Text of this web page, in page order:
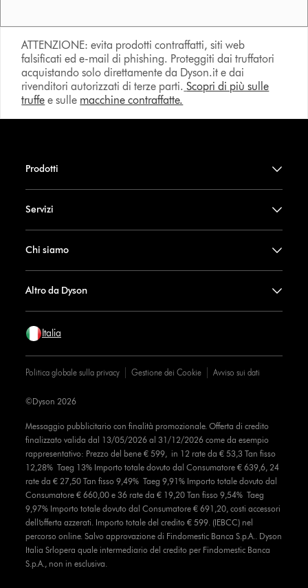
ATTENZIONE: evita prodotti contraffatti, siti web
falsificati ed e-mail di phishing. Proteggiti dai truffatori
acquistando solo direttamente da Dyson.it e dai
rivenditori autorizzati di terze parti. Scopri di più sulle
truffe e sulle macchine contraffatte.
Prodotti
Servizi
Chi siamo
Altro da Dyson
Italia
Politica globale sulla privacy Gestione dei Cookie Avviso sui dati
Messaggio pubblicitario con finalità promozionale. Offerta di credito
finalizzato valida dal 13/05/2026 al 31/12/2026 come da esempio
rappresentativo: Prezzo del bene € 599, in 12 rate da € 53,3 Tan fisso
12,28% Taeg 13% Importo totale dovuto dal Consumatore € 639,6, 24
rate da € 27,50 Tan fisso 9,49% Taeg 9,91% Importo totale dovuto dal
Consumatore € 660,00 e 36 rate da € 19,20 Tan fisso 9,54% Taeg
9,97% Importo totale dovuto dal Consumatore € 691,20, costi accessori
dell’offerta azzerati. Importo totale del credito € 599. (IEBCC) nel
percorso online. Salvo approvazione di Findomestic Banca S.p.A.. Dyson
Italia Srlopera quale intermediario del credito per Findomestic Banca
S.p.A., non in esclusiva.
©Dyson 2026